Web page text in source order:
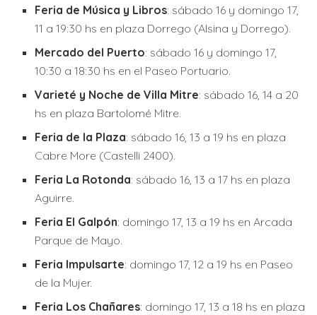
Feria de Música y Libros: sábado 16 y domingo 17,
11 a 19:30 hs en plaza Dorrego (Alsina y Dorrego).
Mercado del Puerto: sábado 16 y domingo 17,
10:30 a 18:30 hs en el Paseo Portuario.
Varieté y Noche de Villa Mitre: sábado 16, 14 a 20
hs en plaza Bartolomé Mitre.
Feria de la Plaza: sábado 16, 13 a 19 hs en plaza
Cabre More (Castelli 2400).
Feria La Rotonda: sábado 16, 13 a 17 hs en plaza
Aguirre.
Feria El Galpón: domingo 17, 13 a 19 hs en Arcada
Parque de Mayo.
Feria Impulsarte: domingo 17, 12 a 19 hs en Paseo
de la Mujer.
Feria Los Chañares: domingo 17, 13 a 18 hs en plaza